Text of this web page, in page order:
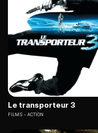
Le transporteur 3
FILMS ACTION